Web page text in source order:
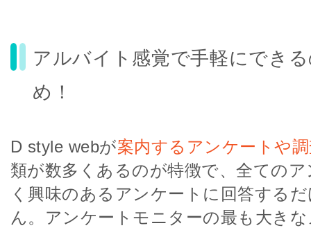
アルバイト感覚で手軽にでき
め！
D style webが案内するアンケートや
類が数多くあるのが特徴で、全ての
く興味のあるアンケートに回答する
ん。アンケートモニターの最も大き